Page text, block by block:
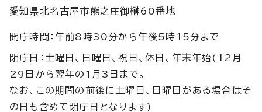
愛知県北名古屋市熊之庄御榊60番地
開庁時間：午前8時30分から午後5時15分まで
閉庁日：土曜日、日曜日、祝日、休日、年末年始(12月
29日から翌年の1月3日まで。
なお、この期間の前後に土曜日、日曜日がある場合はそ
の日も含めて閉庁日となります)